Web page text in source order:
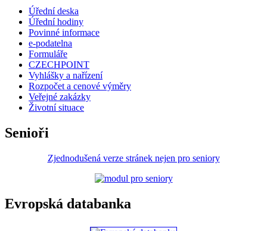
Úřední deska
Úřední hodiny
Povinné informace
e-podatelna
Formuláře
CZECHPOINT
Vyhlášky a nařízení
Rozpočet a cenové výměry
Veřejné zakázky
Životní situace
Senioři
Zjednodušená verze stránek nejen pro seniory
Evropská databanka